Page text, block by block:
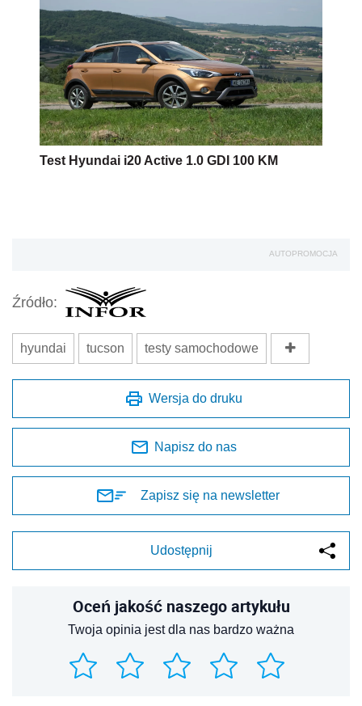
Test Hyundai i20 Active 1.0 GDI 100 KM
AUTOPROMOCJA
Źródło:
hyundai tucson testy samochodowe
Wersja do druku
Napisz do nas
Zapisz się na newsletter
Udostępnij
Oceń jakość naszego artykułu
Twoja opinia jest dla nas bardzo ważna